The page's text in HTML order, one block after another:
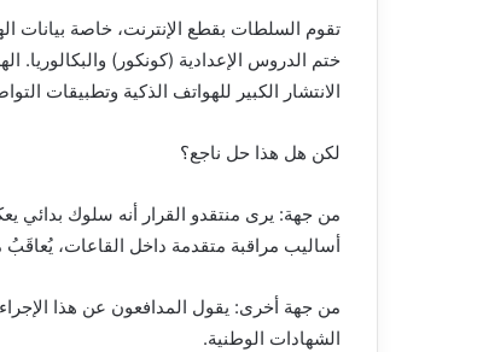
تقوم السلطات بقطع الإنترنت، خاصة بيانات
ختم الدروس الإعدادية (كونكور)
الانتشار الكبير للهواتف الذكية وتطبيقات
لكن هل هذا حل ناجع؟
من جهة: يرى منتقدو القرار أنه سلوك بدائي
أساليب مراقبة متقدمة داخل القاعات،
من جهة أخرى: يقول المدافعون عن هذا
الشهادات الوطنية.